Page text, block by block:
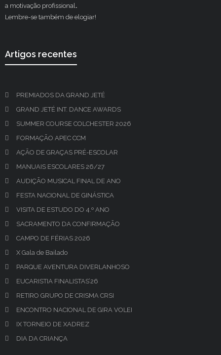
a motivação profissional.
Lembre-se também de elogiar!
Artigos recentes
PREMIADOS DA GRAND JETÉ
GRAND JETÉ INT. DANCE AWARDS
SUMMER COURSE COLCHESTER 2026
FORMAÇÃO APEC CCM
AÇÃO DE GRAÇAS PRÉ-ESCOLAR
MANUAIS ESCOLARES 26/27
AUDIÇÃO MUSICAL FINAL DE ANO
FESTA NACIONAL DE GINÁSTICA
VISITA DE ESTUDO DO 4.º ANO
SACRAMENTO DA CONFIRMAÇÃO
CAMPO DE FÉRIAS 2026
X Gala de Bailado
PARQUE AVENTURA DIVERLANHOSO
EUCARISTIA FINALISTAS’26
RETIRO GRUPO DE CRISMA CRSI
ENCONTRO NACIONAL DE GIRA VOLEI
IX TORNEIO DE XADREZ
DIA DA CRIANÇA